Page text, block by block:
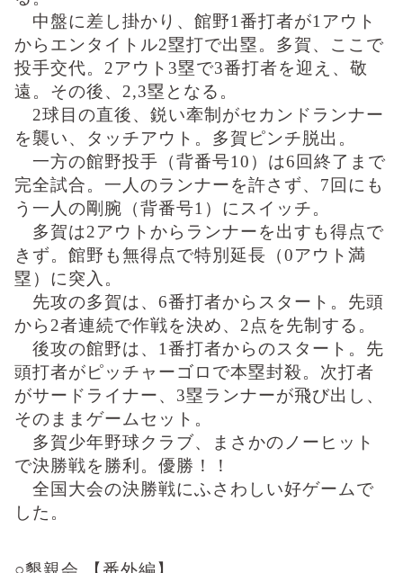
中盤に差し掛かり、館野1番打者が1アウト
からエンタイトル2塁打で出塁。多賀、ここで
投手交代。2アウト3塁で3番打者を迎え、敬
遠。その後、2,3塁となる。
2球目の直後、鋭い牽制がセカンドランナー
を襲い、タッチアウト。多賀ピンチ脱出。
一方の館野投手（背番号10）は6回終了まで
完全試合。一人のランナーを許さず、7回にも
う一人の剛腕（背番号1）にスイッチ。
多賀は2アウトからランナーを出すも得点で
きず。館野も無得点で特別延長（0アウト満
塁）に突入。
先攻の多賀は、6番打者からスタート。先頭
から2者連続で作戦を決め、2点を先制する。
後攻の館野は、1番打者からのスタート。先
頭打者がピッチャーゴロで本塁封殺。次打者
がサードライナー、3塁ランナーが飛び出し、
そのままゲームセット。
多賀少年野球クラブ、まさかのノーヒット
で決勝戦を勝利。優勝！！
全国大会の決勝戦にふさわしい好ゲームで
した。